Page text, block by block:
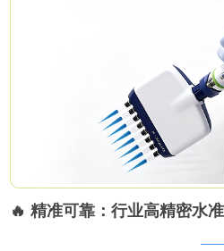
🔥 精准可靠：行业高精密水